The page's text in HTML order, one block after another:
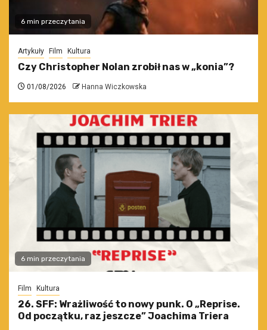
6 min przeczytania
Artykuły Film Kultura
Czy Christopher Nolan zrobił nas w „konia”?
01/08/2026 Hanna Wiczkowska
6 min przeczytania
Film Kultura
26. SFF: Wrażliwość to nowy punk. O „Reprise.
Od początku, raz jeszcze” Joachima Triera